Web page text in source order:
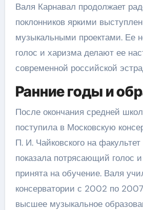
Валя Карнавал продолжает
поклонников яркими
музыкальными проектами. Ее
голос и харизма делают ее
современной российской
Ранние годы и
После окончания средней
поступила в Московскую
П. И. Чайковского на
показала потрясающий голос
принята на обучение. Валя
консерватории с 2002 по
высшее музыкальное